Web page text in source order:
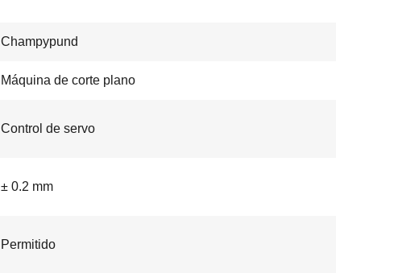
Champypund
Máquina de corte plano
Control de servo
± 0.2 mm
Permitido